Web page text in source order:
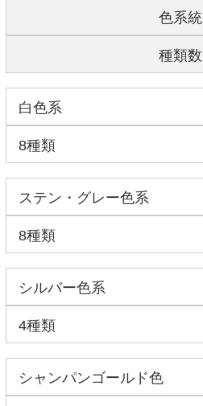
色系統
種類数
白色系
8種類
ステン・グレー色系
8種類
シルバー色系
4種類
シャンパンゴールド色